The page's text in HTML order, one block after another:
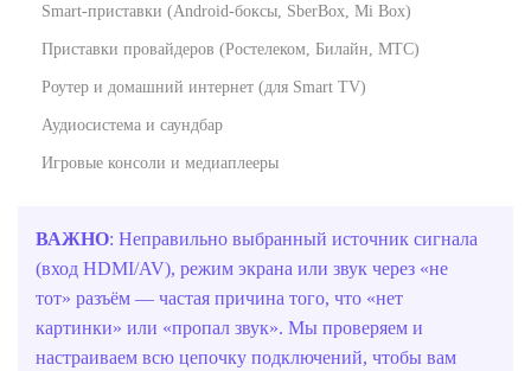
Smart‑приставки (Android‑боксы, SberBox, Mi Box)
Приставки провайдеров (Ростелеком, Билайн, МТС)
Роутер и домашний интернет (для Smart TV)
Аудиосистема и саундбар
Игровые консоли и медиаплееры
ВАЖНО: Неправильно выбранный источник сигнала
(вход HDMI/AV), режим экрана или звук через «не
тот» разъём — частая причина того, что «нет
картинки» или «пропал звук». Мы проверяем и
настраиваем всю цепочку подключений, чтобы вам